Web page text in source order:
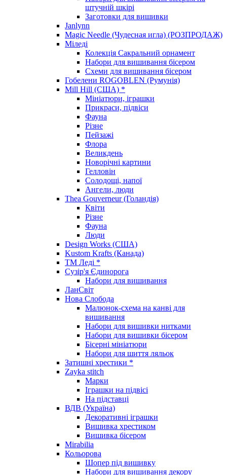
штучній шкірі
Заготовки для вишивки
Janlynn
Magic Needle (Чудесная игла) (РОЗПРОДАЖ)
Міледі
Колекція Сакральний орнамент
Набори для вишивання бісером
Схеми для вишивання бісером
Гобелени ROGOBLEN (Румунія)
Mill Hill (США) *
Мініатюри, іграшки
Прикраси, підвіси
Фауна
Різне
Пейзажі
Флора
Великдень
Новорічні картини
Гелловін
Солодощі, напої
Ангели, люди
Thea Gouverneur (Голандія)
Квіти
Різне
Фауна
Люди
Design Works (США)
Kustom Krafts (Канада)
ТМ Леді *
Сузір'я Єдинорога
Набори для вишивання
ЛанСвіт
Нова Слобода
Малюнок-схема на канві для
вишивання
Набори для вишивки нитками
Набори для вишивки бісером
Бісерні мініатюри
Набори для шиття ляльок
Затишні хрестики *
Zayka stitch
Марки
Іграшки на підвісі
На підставці
ВДВ (Україна)
Декоративні іграшки
Вишивка хрестиком
Вишивка бісером
Mirabilia
Кольорова
Шопер під вишивку
Набори для вишивання декору